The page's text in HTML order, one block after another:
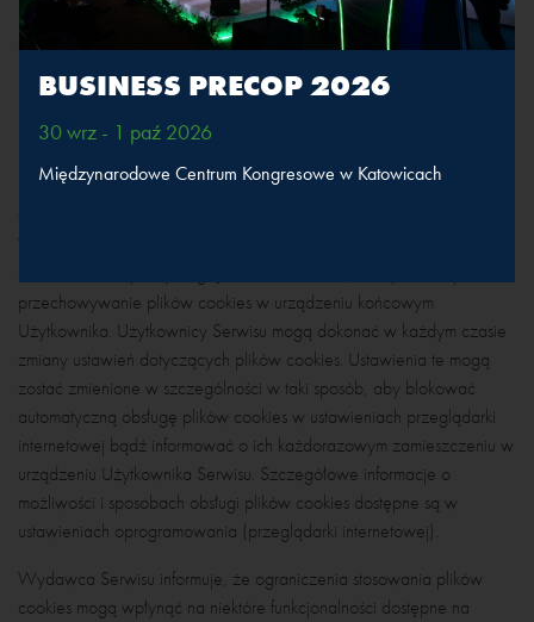
"statystyczne" pliki cookies, umożliwiające zbieranie informacji o
sposobie korzystania ze stron internetowych Serwisu;
"funkcjonalne" pliki cookies, umożliwiające "zapamiętanie" wybranych
przez Użytkownika ustawień i personalizację interfejsu Użytkownika,
np. w zakresie wybranego języka lub regionu, z którego pochodzi
"reklamowe" pliki cookies, umożliwiające dostarczanie Użytkownikom
przechowywanie plików cookies w urządzeniu końcowym
Użytkownika. Użytkownicy Serwisu mogą dokonać w każdym czasie
zmiany ustawień dotyczących plików cookies. Ustawienia te mogą
zostać zmienione w szczególności w taki sposób, aby blokować
automatyczną obsługę plików cookies w ustawieniach przeglądarki
internetowej bądź informować o ich każdorazowym zamieszczeniu w
urządzeniu Użytkownika Serwisu. Szczegółowe informacje o
możliwości i sposobach obsługi plików cookies dostępne są w
ustawieniach oprogramowania (przeglądarki internetowej).
Wydawca Serwisu informuje, że ograniczenia stosowania plików
cookies mogą wpłynąć na niektóre funkcjonalności dostępne na
BUSINESS PRECOP 2026
30 wrz - 1 paź 2026
Międzynarodowe Centrum Kongresowe w Katowicach